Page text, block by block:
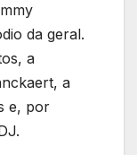
da geral.
a
a
e, por